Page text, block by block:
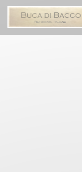
Cookie管理面板